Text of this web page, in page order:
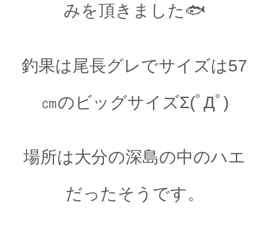
みを頂きました🐟
釣果は尾長グレでサイズは57
㎝のビッグサイズΣ(ﾟДﾟ)
場所は大分の深島の中のハエ
だったそうです。